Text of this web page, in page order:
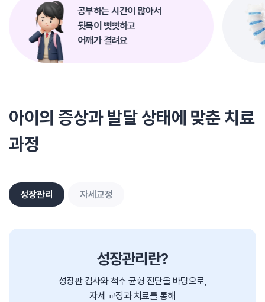
공부하는 시간이 많아서
뒷목이 뻣뻣하고
어깨가 결려요
아이의 증상과 발달 상태에 맞춘 치료
과정
성장관리 자세교정
성장관리란?
성장판 검사와 척추 균형 진단을 바탕으로,
자세 교정과 치료를 통해